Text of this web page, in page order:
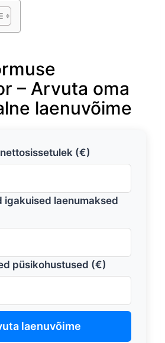
– Arvuta oma
laenuvõime
(€)
igakuised laenumaksed
püsikohustused (€)
laenuvõime